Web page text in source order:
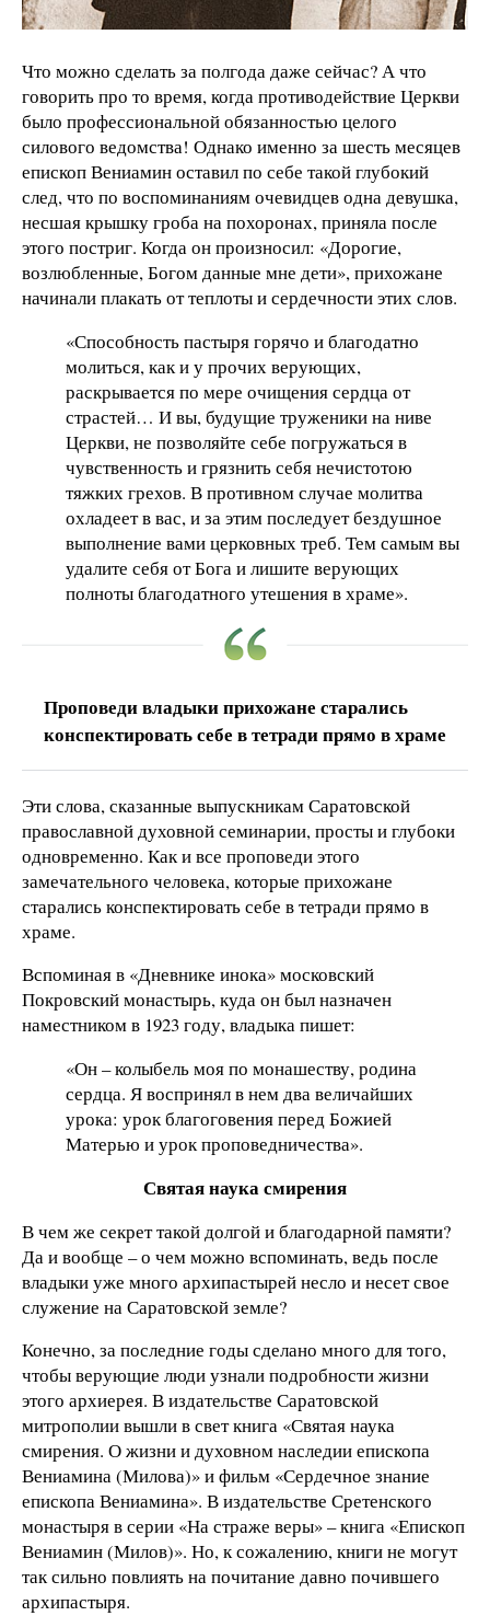
Что можно сделать за полгода даже сейчас? А что
говорить про то время, когда противодействие Церкви
было профессиональной обязанностью целого
силового ведомства! Однако именно за шесть месяцев
епископ Вениамин оставил по себе такой глубокий
след, что по воспоминаниям очевидцев одна девушка,
несшая крышку гроба на похоронах, приняла после
этого постриг. Когда он произносил: «Дорогие,
возлюбленные, Богом данные мне дети», прихожане
начинали плакать от теплоты и сердечности этих слов.
«Способность пастыря горячо и благодатно
молиться, как и у прочих верующих,
раскрывается по мере очищения сердца от
страстей… И вы, будущие труженики на ниве
Церкви, не позволяйте себе погружаться в
чувственность и грязнить себя нечистотою
тяжких грехов. В противном случае молитва
охладеет в вас, и за этим последует бездушное
выполнение вами церковных треб. Тем самым вы
удалите себя от Бога и лишите верующих
полноты благодатного утешения в храме».
Проповеди владыки прихожане старались
конспектировать себе в тетради прямо в храме
Эти слова, сказанные выпускникам Саратовской
православной духовной семинарии, просты и глубоки
одновременно. Как и все проповеди этого
замечательного человека, которые прихожане
старались конспектировать себе в тетради прямо в
храме.
Вспоминая в «Дневнике инока» московский
Покровский монастырь, куда он был назначен
наместником в 1923 году, владыка пишет:
«Он – колыбель моя по монашеству, родина
сердца. Я воспринял в нем два величайших
урока: урок благоговения перед Божией
Матерью и урок проповедничества».
Святая наука смирения
В чем же секрет такой долгой и благодарной памяти?
Да и вообще – о чем можно вспоминать, ведь после
владыки уже много архипастырей несло и несет свое
служение на Саратовской земле?
Конечно, за последние годы сделано много для того,
чтобы верующие люди узнали подробности жизни
этого архиерея. В издательстве Саратовской
митрополии вышли в свет книга «Святая наука
смирения. О жизни и духовном наследии епископа
Вениамина (Милова)» и фильм «Сердечное знание
епископа Вениамина». В издательстве Сретенского
монастыря в серии «На страже веры» – книга «Епископ
Вениамин (Милов)». Но, к сожалению, книги не могут
так сильно повлиять на почитание давно почившего
архипастыря.